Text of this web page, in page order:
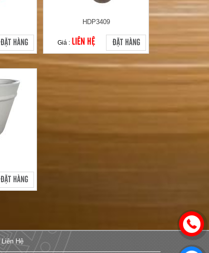
ĐẶT HÀNG
HDP3409
Giá : LIÊN HỆ ĐẶT HÀNG
ĐẶT HÀNG
Liên Hệ